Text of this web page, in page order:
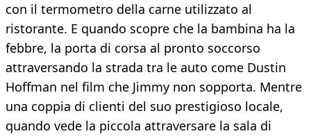
con il termometro della carne utilizzato al
ristorante. E quando scopre che la bambina ha la
febbre, la porta di corsa al pronto soccorso
attraversando la strada tra le auto come Dustin
Hoffman nel film che Jimmy non sopporta. Mentre
una coppia di clienti del suo prestigioso locale,
quando vede la piccola attraversare la sala di